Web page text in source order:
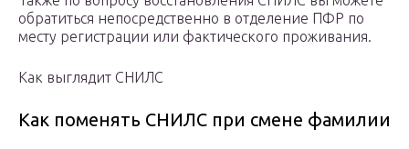
обратиться непосредственно в отделение ПФР по
месту регистрации или фактического проживания.
Как выглядит СНИЛС
Как поменять СНИЛС при смене фамилии